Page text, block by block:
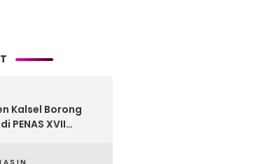
Kalsel Borong
PENAS XVII